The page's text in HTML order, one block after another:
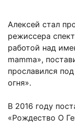
Алексей стал
режиссера
работой над
mamma»,
прославился
огня».
В 2016 году
«Рождество О